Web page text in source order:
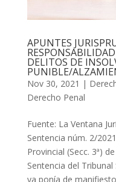
APUNTES
DELITOS DE
PUNIBLE/
Nov 30, 2021 |
Derecho Penal
Fuente: La Ventana
Sentencia núm. 2/
Provincial (Secc. 3ª)
Sentencia del
ya ponía de